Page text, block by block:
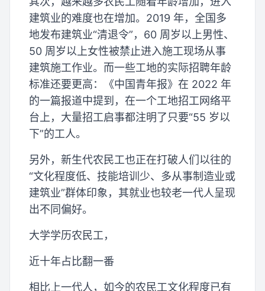
建筑业的难度也在增加。2019 年，全国多
地发布建筑业“清退令”，60 周岁以上男性、
50 周岁以上女性被禁止进入施工现场从事
建筑施工作业。而一些工地的实际招聘年龄
标准还要更高：《中国青年报》在 2022 年
的一篇报道中提到，在一个工地招工网络平
台上，大量招工启事都注明了只要“55 岁以
下”的工人。
另外，新生代农民工也正在打破人们以往的
“文化程度低、技能培训少、多从事制造业或
建筑业”群体印象，其就业也较老一代人呈现
出不同偏好。
大学学历农民工，
近十年占比翻一番
相比上一代人，如今的农民工文化程度已有